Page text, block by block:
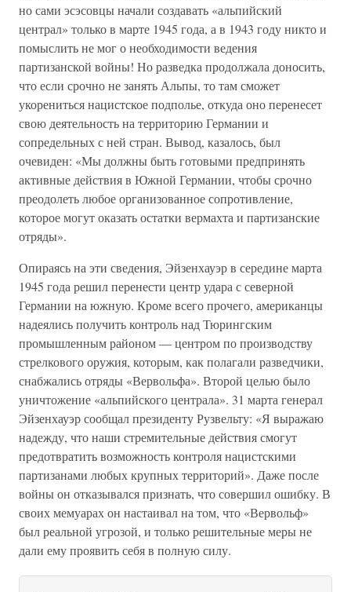
но сами эсэсовцы начали создавать «альпийский
централ» только в марте 1945 года, а в 1943 году никто и
помыслить не мог о необходимости ведения
партизанской войны! Но разведка продолжала доносить,
что если срочно не занять Альпы, то там сможет
укорениться нацистское подполье, откуда оно перенесет
свою деятельность на территорию Германии и
сопредельных с ней стран. Вывод, казалось, был
очевиден: «Мы должны быть готовыми предпринять
активные действия в Южной Германии, чтобы срочно
преодолеть любое организованное сопротивление,
которое могут оказать остатки вермахта и партизанские
отряды».
Опираясь на эти сведения, Эйзенхауэр в середине марта
1945 года решил перенести центр удара с северной
Германии на южную. Кроме всего прочего, американцы
надеялись получить контроль над Тюрингским
промышленным районом — центром по производству
стрелкового оружия, которым, как полагали разведчики,
снабжались отряды «Вервольфа». Второй целью было
уничтожение «альпийского централа». 31 марта генерал
Эйзенхауэр сообщал президенту Рузвельту: «Я выражаю
надежду, что наши стремительные действия смогут
предотвратить возможность контроля нацистскими
партизанами любых крупных территорий». Даже после
войны он отказывался признать, что совершил ошибку. В
своих мемуарах он настаивал на том, что «Вервольф»
был реальной угрозой, и только решительные меры не
дали ему проявить себя в полную силу.